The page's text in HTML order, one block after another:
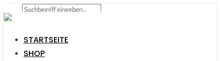
STARTSEITE
SHOP